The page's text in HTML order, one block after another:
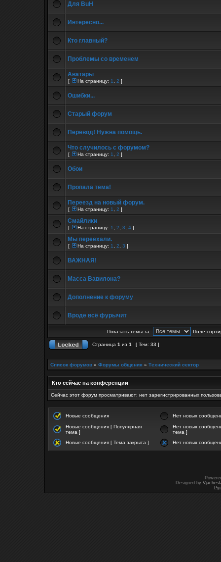
Для BuH
Интересно...
Кто главный?
Проблемы со временем
Аватары
[ На страницу: 1 2 ]
Ошибки...
Старый форум
Перевод! Нужна помощь.
Что случилось с форумом?
[ На страницу: 1 2 ]
Обои
Пропала тема!
Переезд на новый форум.
[ На страницу: 1 2 ]
Смайлики
[ На страницу: 1 2 3 4 ]
Мы переехали.
[ На страницу: 1 2 3 ]
ВАЖНАЯ!
Масса Вавилона?
Дополнение к форуму
Вроде всё фурычит
Показать темы за: Поле
Страница 1 из 1 [ Тем: 33 ]
Список форумов » Форумы общения » Технический сектор
Кто сейчас на конференции
Сейчас этот форум просматривают: нет зарегистрированных
Новые сообщения
Нет новых
Новые сообщения [ Популярная
тема ]
Нет новых
тема ]
Новые сообщения [ Тема закрыта ]
Нет новых
Designed by